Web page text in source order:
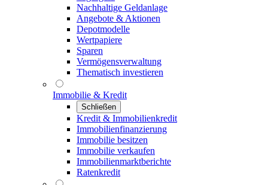
Nachhaltige Geldanlage
Angebote & Aktionen
Depotmodelle
Wertpapiere
Sparen
Vermögensverwaltung
Thematisch investieren
Immobilie & Kredit
Schließen
Kredit & Immobilienkredit
Immobilienfinanzierung
Immobilie besitzen
Immobilie verkaufen
Immobilienmarktberichte
Ratenkredit